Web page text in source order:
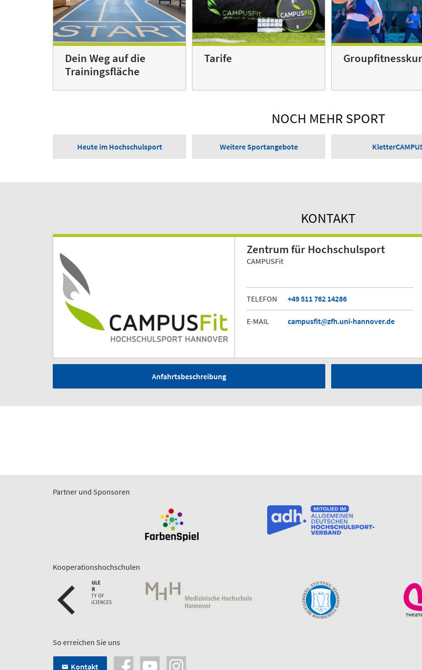
Dein Weg auf die
Trainingsfläche
Tarife
NOCH MEHR SPORT
Heute im Hochschulsport Weitere Sportangebote
KONTAKT
Zentrum für Hochschulsport
CAMPUSFit
TELEFON +49 511 762 14286
E-MAIL campusfit zfh.uni-hannover.de
Anfahrtsbeschreibung
Partner und Sponsoren
Kooperationshochschulen
So erreichen Sie uns
Kontakt